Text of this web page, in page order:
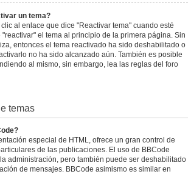
un tema?
al enlace que dice "Reactivar tema" cuando esté
el tema al principio de la primera página. Sin
entonces el tema reactivado ha sido deshabilitado o
no ha sido alcanzado aún. También es posible
al mismo, sin embargo, lea las reglas del foro
temas
especial de HTML, ofrece un gran control de
de las publicaciones. El uso de BBCode
administración, pero también puede ser deshabilitado
de mensajes. BBCode asimismo es similar en